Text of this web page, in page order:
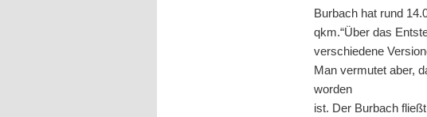
Burbach hat rund
qkm.“Über das
verschiedene
Man vermutet aber,
worden
ist. Der Burbach